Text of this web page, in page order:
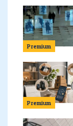
Premium
Premium